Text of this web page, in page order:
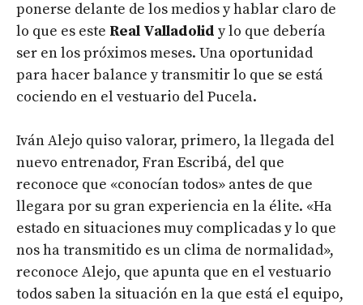
ponerse delante de los medios y hablar claro de
lo que es este Real Valladolid y lo que debería
ser en los próximos meses. Una oportunidad
para hacer balance y transmitir lo que se está
cociendo en el vestuario del Pucela.
Iván Alejo quiso valorar, primero, la llegada del
nuevo entrenador, Fran Escribá, del que
reconoce que «conocían todos» antes de que
llegara por su gran experiencia en la élite. «Ha
estado en situaciones muy complicadas y lo que
nos ha transmitido es un clima de normalidad»,
reconoce Alejo, que apunta que en el vestuario
todos saben la situación en la que está el equipo,